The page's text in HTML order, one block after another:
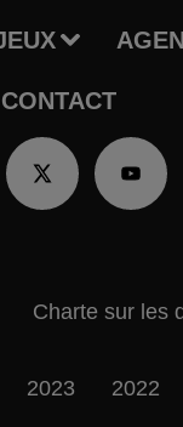
CONTACT
Charte sur les
2023 2022